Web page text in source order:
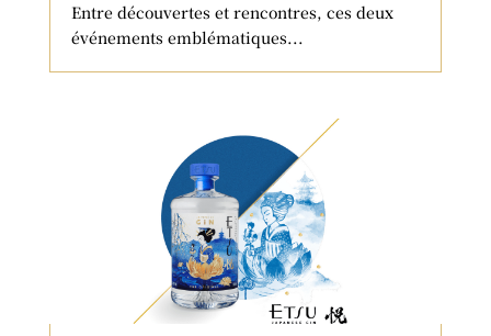
Entre découvertes et rencontres, ces deux
événements emblématiques...